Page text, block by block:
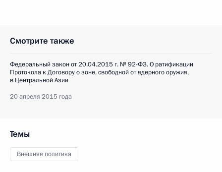
Смотрите также
Федеральный закон от 20.04.2015 г. № 92-ФЗ. О ратификации
Протокола к Договору о зоне, свободной от ядерного оружия,
в Центральной Азии
20 апреля 2015 года
Темы
Внешняя политика